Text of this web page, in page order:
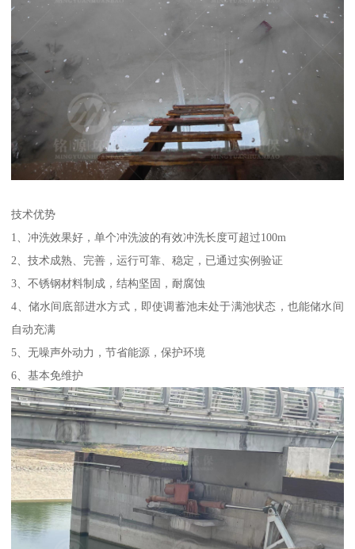
技术优势
1、冲洗效果好，单个冲洗波的有效冲洗长度可超过100m
2、技术成熟、完善，运行可靠、稳定，已通过实例验证
3、不锈钢材料制成，结构坚固，耐腐蚀
4、储水间底部进水方式，即使调蓄池未处于满池状态，也能储水间
自动充满
5、无噪声外动力，节省能源，保护环境
6、基本免维护